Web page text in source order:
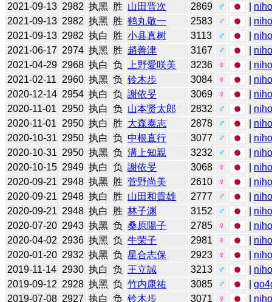
2021-09-13 2982 执黑 胜 山田晋次 2869 ♂
2021-09-13 2982 执黑 胜 鹤丸敬一 2583 ♂
2021-09-13 2982 执白 胜 小县真树 3113 ♂
2021-06-17 2974 执黑 胜 趙善津 3167 ♂
2021-04-29 2968 执白 负 上野愛咲美 3236 ♀
2021-02-11
2960 执黑 负 铃木步 3084 ♀
2020-12-14 2954 执白 负 謝依旻 3069 ♀
2020-11-01
2950 执白 负 山本贤太郎 2832 ♂
2020-11-01
2950 执白 胜 大森泰志 2878 ♂
2020-10-31 2950 执白 负 中根直行 3077 ♂
2020-10-31 2950 执黑 负 溝上知親 3232 ♂
2020-10-15 2949 执白 负 謝依旻 3068 ♀
2020-09-21 2948 执黑 胜 菅野尚美 2610 ♀
2020-09-21 2948 执白 胜 山田和貴雄 2777 ♂
2020-09-21 2948 执白 胜 林子渊 3152 ♂
2020-07-20 2943 执黑 负 桑原陽子 2785 ♀
2020-04-02 2936 执黑 负 牛荣子 2981 ♀
2020-01-20 2932 执黑 负 星合志保 2923 ♀
2019-11-14 2930 执白 负 王立誠 3213 ♂
2019-09-12 2928 执黑 负 竹内康祐 3085 ♂ |
2019-07-08 2927 执白 负 铃木步 3071 ♀